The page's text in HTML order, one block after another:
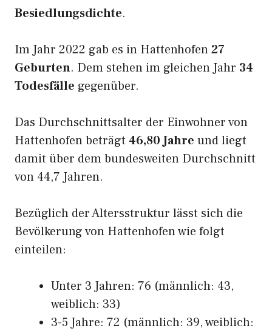
Besiedlungsdichte.
Im Jahr 2022 gab es in Hattenhofen27
Geburten. Dem stehen im gleichen Jahr 34
Todesfälle gegenüber.
Das Durchschnittsalter der Einwohner von
Hattenhofen beträgt 46,80 Jahre und liegt
damit über dem bundesweiten Durchschnitt
von 44,7 Jahren.
Bezüglich der Altersstruktur lässt sich die
Bevölkerung von Hattenhofen wie folgt
einteilen:
Unter 3 Jahren: 76 (männlich: 43,
weiblich: 33)
3-5 Jahre: 72 (männlich: 39, weiblich: